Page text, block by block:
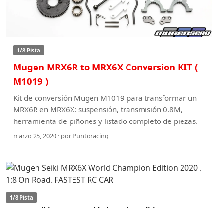
1/8 Pista
Mugen MRX6R to MRX6X Conversion KIT (
M1019 )
Kit de conversión Mugen M1019 para transformar un
MRX6R en MRX6X: suspensión, transmisión 0.8M,
herramienta de piñones y listado completo de piezas.
marzo 25, 2020 · por Puntoracing
1/8 Pista